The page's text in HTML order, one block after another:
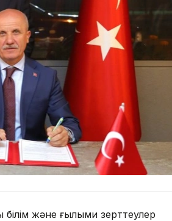
білім және ғылыми зерттеулер